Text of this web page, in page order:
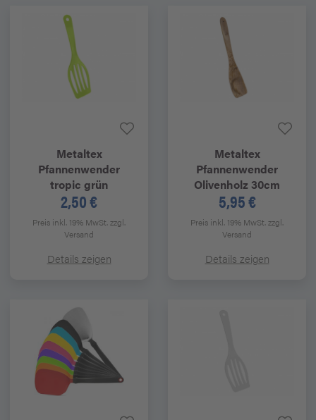
Metaltex
Pfannenwender
tropic grün
2,50 €
Preis inkl. 19% MwSt.zzgl.
Versand
Details zeigen
Metaltex
Pfannenwender
Olivenholz 30cm
5,95 €
Preis inkl. 19% MwSt.zzgl.
Versand
Details zeigen